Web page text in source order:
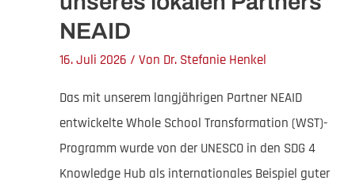
NEAID
16. Juli 2026 / Von Dr. Stefanie Henkel
Das mit unserem langjährigen Partner NEAID
entwickelte Whole School Transformation (WST)-
Programm wurde von der UNESCO in den SDG 4
Knowledge Hub als internationales Beispiel guter